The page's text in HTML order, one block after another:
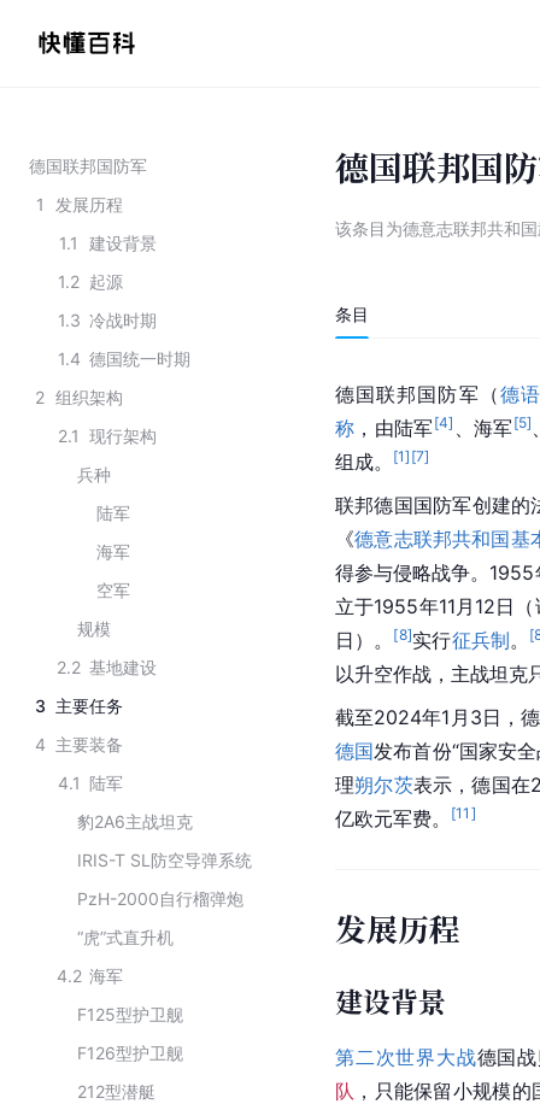
德国联邦国防军
1
发展历程
1.1
建设背景
1.2 起源
1.3 冷战时期
1.4 德国统一时期
2 组织架构
2.1 现行架构
兵种
陆军
海军
空军
规模
2.2 基地建设
3 主要任务
4 主要装备
4.1 陆军
豹2A6主战坦克
IRIS-T SL防空导弹系统
PzH-2000自行榴弹炮
“虎”式直升机
4.2 海军
F125型护卫舰
F126型护卫舰
212型潜艇
德国联邦国
该条目为德意志联邦共和
条目
德国联邦国防军（德语
称 ，由陆军[4] 、海军[5]
组成。
[1] [7]
联邦德国国防军创建
《德意志联邦共和国基
得参与侵略战争。
立于1955年11月12日
日）。
[8]实行征兵制。 [
以升空作战，主战坦克
截至2024年1月3日，
德国发布首份“国家安
理朔尔茨表示，德国在
亿欧元军费。
[11 ]
发展历程
建设背景
第二次世界大战德国
队 ，只能保留小规模